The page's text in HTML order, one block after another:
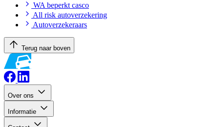
WA beperkt casco
All risk autoverzekering
Autoverzekeraars
Terug naar boven
Over ons
Informatie